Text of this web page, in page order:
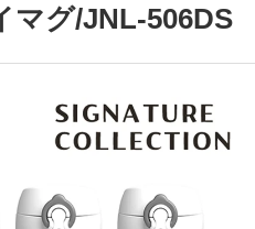
ウ
で
サ
ト
内
検
索
き
マグ/JNL-506DS